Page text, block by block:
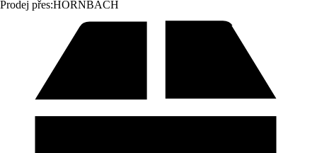
Prodej přes:HORNBACH